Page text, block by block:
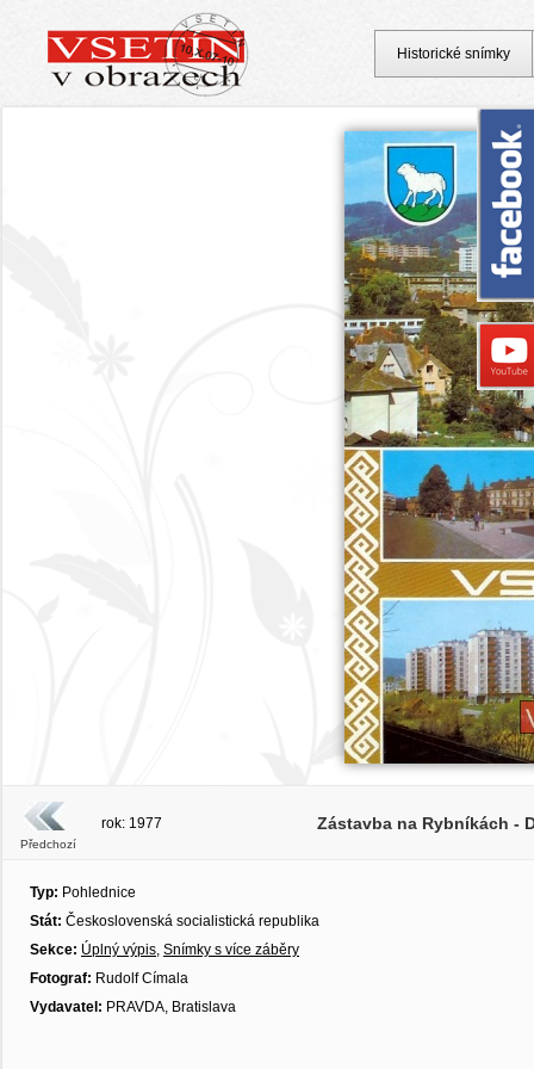
Předchozí
rok: 1977 Zástavba na Rybníkách -
Typ: Pohlednice
Stát: Československá socialistická republika
Sekce: Úplný výpis, Snímky s více záběry
Fotograf: Rudolf Címala
Vydavatel: PRAVDA, Bratislava
Historické snímky